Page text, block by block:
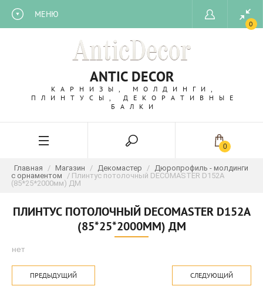
МЕНЮ
0
ANTIC DECOR
КАРНИЗЫ, МОЛДИНГИ,
ПЛИНТУСЫ, ДЕКОРАТИВНЫЕ
БАЛКИ
0
Главная / Магазин / Декомастер / Дюропрофиль - молдинги
с орнаментом
/ Плинтус потолочный DECOMASTER D152A
(85*25*2000мм) ДМ
ПЛИНТУС ПОТОЛОЧНЫЙ DECOMASTER D152A
(85*25*2000ММ) ДМ
нет
ПРЕДЫДУЩИЙ СЛЕДУЮЩИЙ